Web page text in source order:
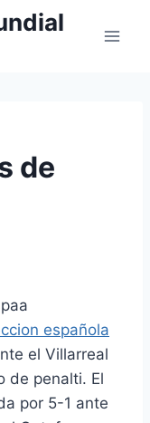
de
española
el Villarreal
de penalti. El
por 5-1 ante